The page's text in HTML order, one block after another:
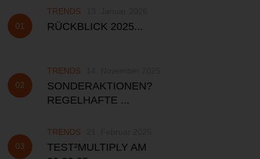
TRENDS
RÜCKBLICK 2025...
TRENDS
SONDERAKTIONEN?
REGELHAFTE ...
TRENDS
TEST²MULTIPLY AM